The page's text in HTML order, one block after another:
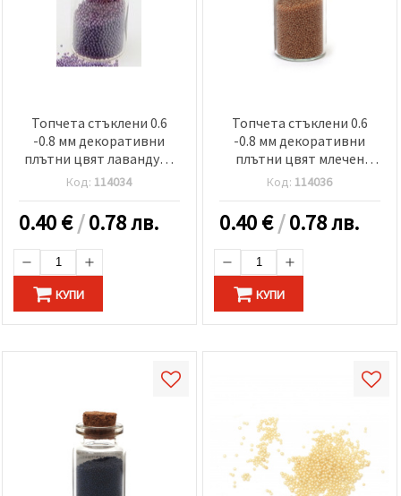
Топчета стъклени 0.6
-0.8 мм декоративни
плътни цвят лавандула
-10 грама
Код: 114034
0.40€/0.78 лв.
КУПИ
Топчета стъклени 0.6
-0.8 мм декоративни
плътни цвят млечен
карамел -10 грама
Код: 114036
0.40€/0.78 лв.
КУПИ